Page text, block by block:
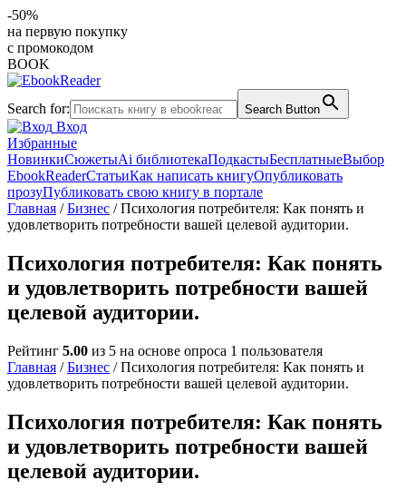
-50%
на первую покупку
с промокодом
BOOK
Search for: Search Button
Вход
Избранные
НовинкиСюжетыAi библиотекаПодкастыБесплатныеВыбор
EbookReaderСтатьиКак написать книгуОпубликовать
прозуПубликовать свою книгу в портале
Главная /Бизнес / Психология потребителя: Как понять и
удовлетворить потребности вашей целевой аудитории.
Психология потребителя: Как понять
и удовлетворить потребности вашей
целевой аудитории.
Рейтинг 5.00 из 5 на основе опроса 1 пользователя
Главная /Бизнес / Психология потребителя: Как понять и
удовлетворить потребности вашей целевой аудитории.
Психология потребителя: Как понять
и удовлетворить потребности вашей
целевой аудитории.